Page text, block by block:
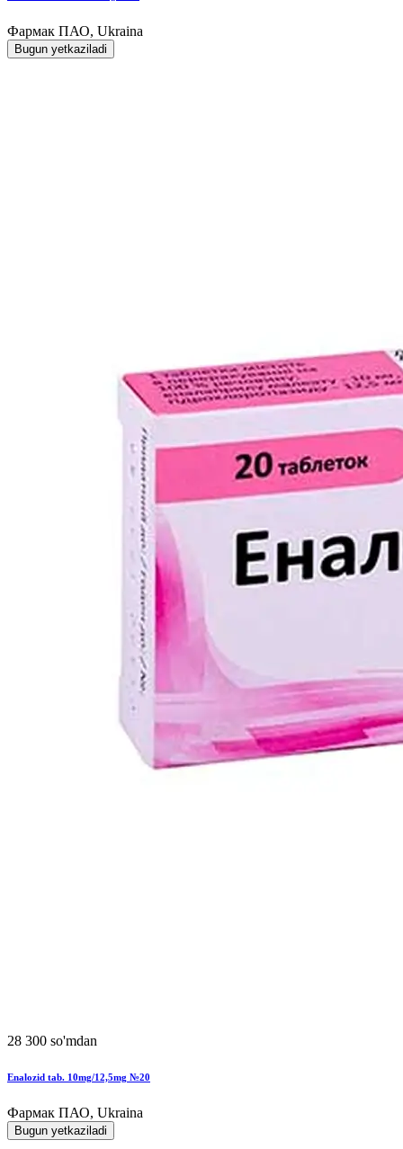
Фармак ПАО, Ukraina
Bugun yetkaziladi
28 300 so'mdan
Enalozid tab. 10mg/12,5mg №20
Фармак ПАО, Ukraina
Bugun yetkaziladi